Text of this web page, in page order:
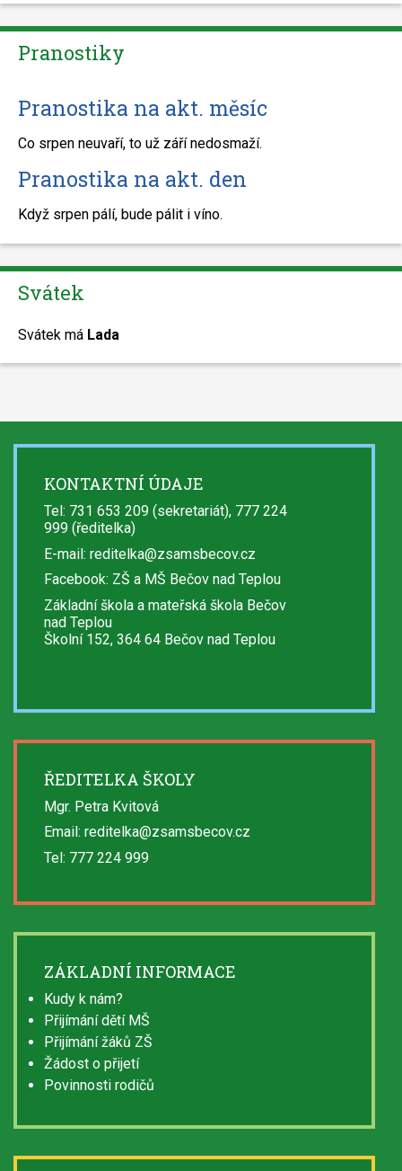
Pranostiky
Pranostika na akt. měsíc
Co srpen neuvaří, to už září nedosmaží.
Pranostika na akt. den
Když srpen pálí, bude pálit i víno.
Svátek
Svátek má Lada
KONTAKTNÍ ÚDAJE
Tel: 731 653 209 (sekretariát), 777 224
999 (ředitelka)
E-mail: reditelka@zsamsbecov.cz
Facebook: ZŠ a MŠ Bečov nad Teplou
Základní škola a mateřská škola Bečov
nad Teplou
Školní 152, 364 64 Bečov nad Teplou
ŘEDITELKA ŠKOLY
Mgr. Petra Kvitová
Email: reditelka@zsamsbecov.cz
Tel: 777 224 999
ZÁKLADNÍ INFORMACE
Kudy k nám?
Přijímání dětí MŠ
Přijímání žáků ZŠ
Žádost o přijetí
Povinnosti rodičů